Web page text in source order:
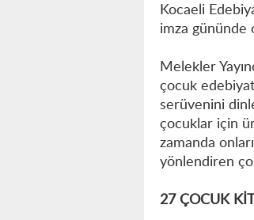
Kocaeli
imza gününde
Melekler
çocuk
serüvenini
çocuklar için
zamanda
yönlendiren
27 ÇOCUK